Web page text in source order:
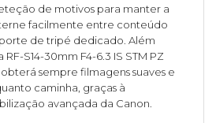
de motivos para manter a
facilmente entre conteúdo
de tripé dedicado. Além
RF-S14-30mm F4-6.3 IS STM PZ
sempre filmagens suaves e
caminha, graças à
avançada da Canon.